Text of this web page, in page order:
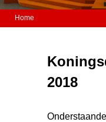
Home
2018